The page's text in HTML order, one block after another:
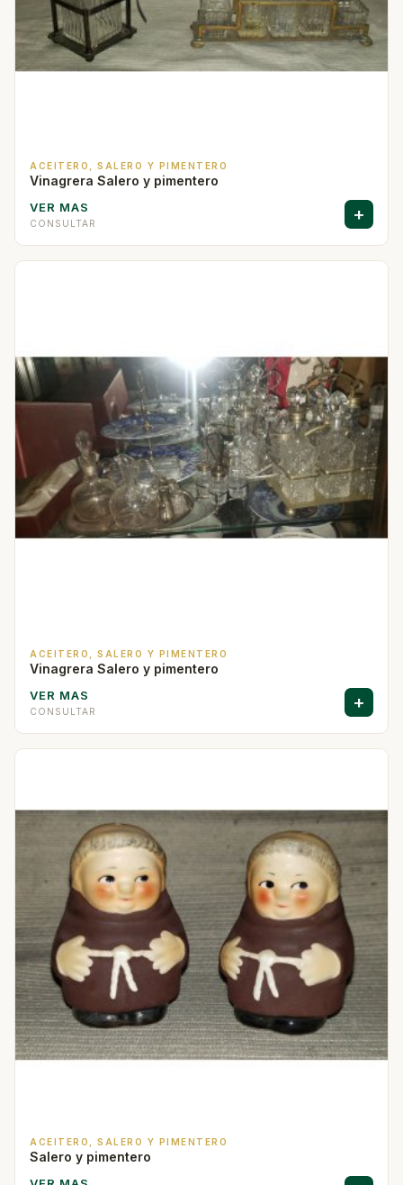
ACEITERO, SALERO Y PIMENTERO
Vinagrera Salero y pimentero
VER MAS
CONSULTAR +
ACEITERO, SALERO Y PIMENTERO
Vinagrera Salero y pimentero
VER MAS
CONSULTAR +
ACEITERO, SALERO Y PIMENTERO
Salero y pimentero